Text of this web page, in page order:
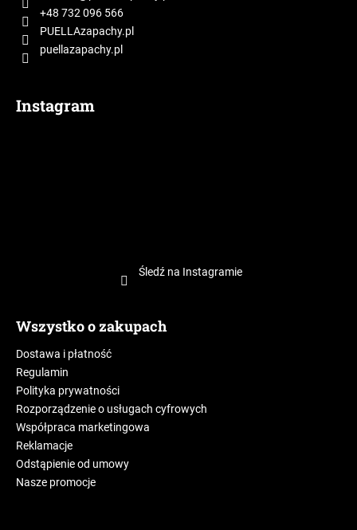
+48 732 096 566
PUELLAzapachy.pl
puellazapachy.pl
Instagram
Śledź na Instagramie
Wszystko o zakupach
Dostawa i płatność
Regulamin
Polityka prywatności
Rozporządzenie o usługach cyfrowych
Współpraca marketingowa
Reklamacje
Odstąpienie od umowy
Nasze promocje